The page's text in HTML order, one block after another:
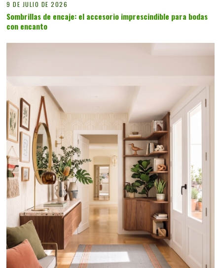
9 DE JULIO DE 2026
Sombrillas de encaje: el accesorio imprescindible para bodas
con encanto